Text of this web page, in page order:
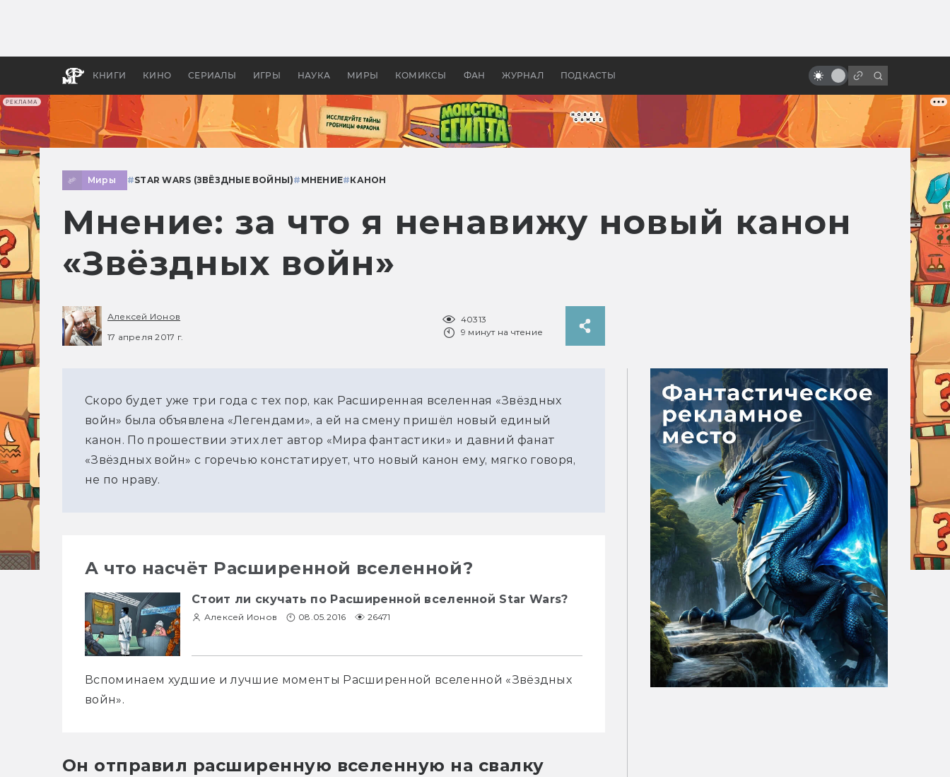
РЕКЛАМА
КНИГИ КИНО СЕРИАЛЫ ИГРЫ НАУКА МИРЫ КОМИКСЫ ФАН ЖУРНАЛ ПОДКАСТЫ
бы «Властелина колец»
Древней Грецией
фильмы и сериалы
Миры #STAR WARS (ЗВЁЗДНЫЕ ВОЙНЫ)# МНЕНИЕ#КАНОН
Мнение: за что я ненавижу новый канон
«Звёздных войн»
Алексей Ионов
17 апреля 2017 г.
40313
9 минут на чтение
Скоро будет уже три года с тех пор, как Расширенная вселенная «Звёздных
войн» была объявлена «Легендами», а ей на смену пришёл новый единый
канон. По прошествии этих лет автор «Мира фантастики» и давний фанат
«Звёздных войн» с горечью констатирует, что новый канон ему, мягко говоря,
не по нраву.
А что насчёт Расширенной вселенной?
Стоит ли скучать по Расширенной вселенной Star Wars?
Алексей Ионов 08.05.2016 26471
Вспоминаем худшие и лучшие моменты Расширенной вселенной «Звёздных
войн».
Он отправил расширенную вселенную на свалку